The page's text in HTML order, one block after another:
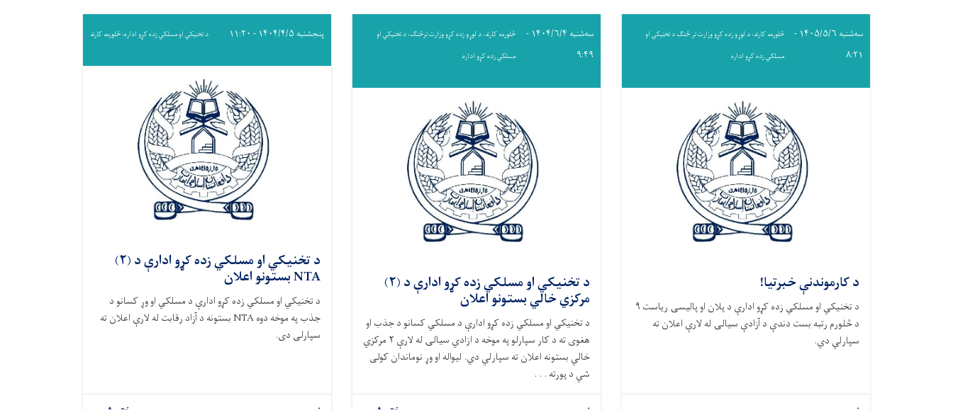
سه‌شنبه ۱۴۰۵/۵/۶ -
۸:۲۱
څلورمه کارته، د لوړو زده کړو وزارت تر څنګ د تخنیکي او
مسلکي زده کړو اداره
د کارموندنې خبرتیا!
د تخنیکي او مسلکي زده کړو ادارې د پلان او پالیسۍ ریاست ۹
د څلورم رتبه بست دندې د آزادې سیالۍ له لارې اعلان ته
سپارلي دي.
سه‌شنبه ۱۴۰۴/۶/۴ -
۹:۴۹
څلورمه کارته، د لوړو زده کړو وزارت ترڅنګ، د تخنیکي او
مسلکي زده کړو اداره
د تخنیکي او مسلکي زده کړو ادارې د (۲)
مرکزي خالي بستونو اعلان
د تخنیکي او مسلکي زده کړو ادارې د مسلکي کسانو د جذب او
هغوی ته د کار سپارلو په موخه د ازادي سیالۍ له لارې ۲ مرکزي
خالي بستونه اعلان ته سپارلي دي. لیواله او وړ نوماندان کولی
شي د پورته . . .
پنجشنبه ۱۴۰۴/۴/۵ - ۱۱:۲۰ د تخنیکي او مسلکي زده کړو اداره، څلورمه کارته
د تخنیکي او مسلکي زده کړو ادارې د (۲)
NTA بستونو اعلان
د تخنیکي او مسلکي زده کړو ادارې د مسلکي او وړ کسانو د
جذب په موخه دوه NTA بستونه د آزاد رقابت له لارې اعلان ته
سپارلی دی.